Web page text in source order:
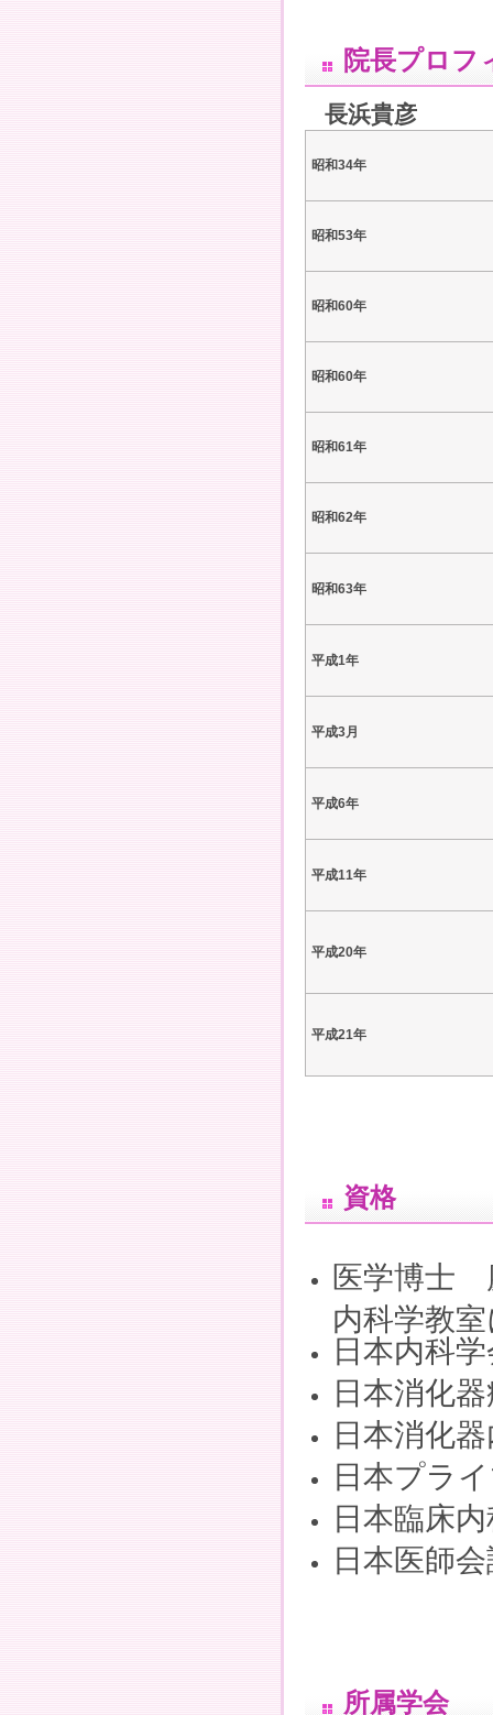
院長プロフ
長浜貴彦
昭和34年
昭和53年
昭和60年
昭和60年
昭和61年
昭和62年
昭和63年
平成1年
平成3月
平成6年
平成11年
平成20年
平成21年
資格
医学博士
内科学教
日本内科
日本消化
日本消化
日本プラ
日本臨床
日本医師
所属学会